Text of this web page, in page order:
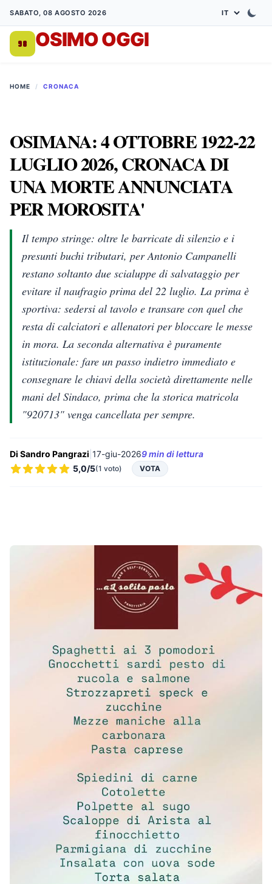
SABATO, 08 AGOSTO 2026
OSIMO OGGI
HOME / CRONACA
OSIMANA: 4 OTTOBRE 1922-22
LUGLIO 2026, CRONACA DI
UNA MORTE ANNUNCIATA
PER MOROSITA'
Il tempo stringe: oltre le barricate di silenzio e i
presunti buchi tributari, per Antonio Campanelli
restano soltanto due scialuppe di salvataggio per
evitare il naufragio prima del 22 luglio. La prima è
sportiva: sedersi al tavolo e transare con quel che
resta di calciatori e allenatori per bloccare le messe
in mora. La seconda alternativa è puramente
istituzionale: fare un passo indietro immediato e
consegnare le chiavi della società direttamente nelle
mani del Sindaco, prima che la storica matricola
"920713" venga cancellata per sempre.
Di Sandro Pangrazi 17-giu-20269 min di lettura
5,0/5(1 voto) VOTA